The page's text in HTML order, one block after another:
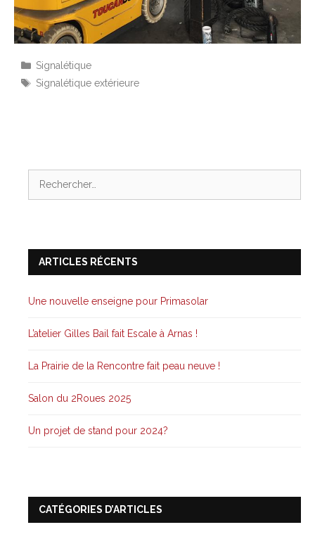
Catégories
Signalétique
Étiquettes
Signalétique extérieure
ARTICLES RÉCENTS
Une nouvelle enseigne pour Primasolar
L’atelier Gilles Bail fait Escale à Arnas !
La Prairie de la Rencontre fait peau neuve !
Salon du 2Roues 2025
Un projet de stand pour 2024?
CATÉGORIES D’ARTICLES